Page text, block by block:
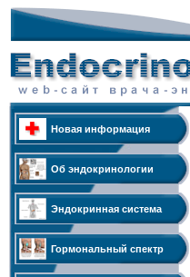
Новая информация
Об эндокринологии
Эндокринная система
Гормональный спектр